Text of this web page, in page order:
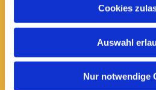
Cookies
Auswahl
Nur notwendige
Domführungen:
Montag bis Samstag
ÖFFENTLICHE
Im Januar und Februar